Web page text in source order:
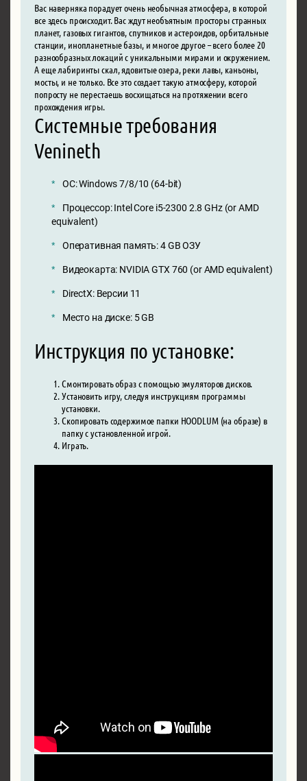
Вас наверняка порадует очень необычная атмосфера, в которой
все здесь происходит. Вас ждут необъятным просторы странных
планет, газовых гигантов, спутников и астероидов, орбитальные
станции, инопланетные базы, и многое другое – всего более 20
разнообразных локаций с уникальными мирами и окружением.
А еще лабиринты скал, ядовитые озера, реки лавы, каньоны,
мосты, и не только. Все это создает такую атмосферу, которой
попросту не перестаешь восхищаться на протяжении всего
прохождения игры.
Системные требования
Venineth
ОС: Windows 7/8/10 (64-bit)
Процессор: Intel Core i5-2300 2.8 GHz (or AMD
equivalent)
Оперативная память: 4 GB ОЗУ
Видеокарта: NVIDIA GTX 760 (or AMD equivalent)
DirectX: Версии 11
Место на диске: 5 GB
Инструкция по установке:
Смонтировать образ с помощью эмуляторов дисков.
Установить игру, следуя инструкциям программы
установки.
Скопировать содержимое папки HOODLUM (на образе) в
папку с установленной игрой.
Играть.